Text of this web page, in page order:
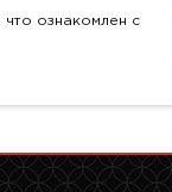
ознакомлен с